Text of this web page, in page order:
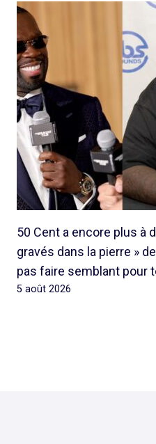
50 Cent a encore plus à
gravés dans la pierre »
pas faire semblant pour
5 août 2026